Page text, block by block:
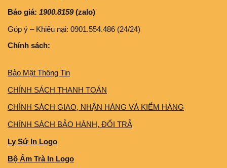
Báo giá: 1900.8159(zalo)
Góp ý – Khiếu nại: 0901.554.486 (24/24)
Chính sách:
Bảo Mật Thông Tin
CHÍNH SÁCH THANH TOÁN
CHÍNH SÁCH GIAO, NHẬN HÀNG VÀ KIỂM HÀNG
CHÍNH SÁCH BẢO HÀNH, ĐỔI TRẢ
Ly Sứ In Logo
Bộ Ấm Trà In Logo